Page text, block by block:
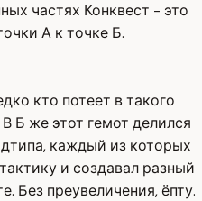
частях Конквест - это
А к точке Б.
кто потеет в такого
Б же этот гемот делился
каждый из которых
и создавал разный
Без преувеличения, ёпту.